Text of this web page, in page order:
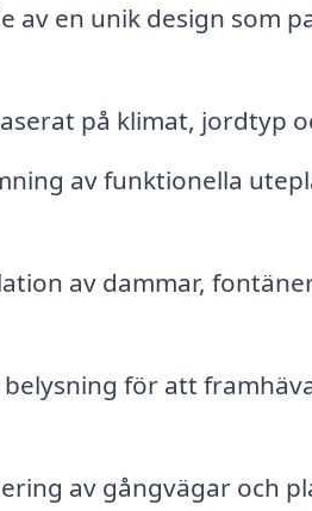
av en unik design som
på klimat, jordtyp
av funktionella
av dammar,
för att
av gångvägar och